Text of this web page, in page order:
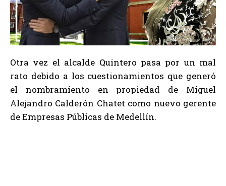
Otra vez el alcalde Quintero pasa por un mal
rato debido a los cuestionamientos que generó
el nombramiento en propiedad de Miguel
Alejandro Calderón Chatet como nuevo gerente
de Empresas Públicas de Medellín.